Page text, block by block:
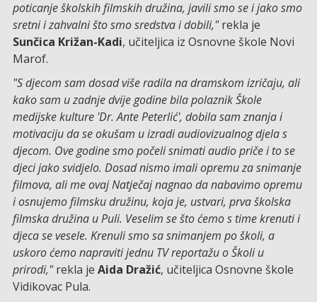
poticanje školskih filmskih družina, javili smo se i jako smo
sretni i zahvalni što smo sredstva i dobili,"rekla je
Sunčica Križan-Kadi, učiteljica iz Osnovne škole Novi
Marof.
"S djecom sam dosad više radila na dramskom izričaju, ali
kako sam u zadnje dvije godine bila polaznik Škole
medijske kulture 'Dr. Ante Peterlić', dobila sam znanja i
motivaciju da se okušam u izradi audiovizualnog djela s
djecom. Ove godine smo počeli snimati audio priče i to se
djeci jako svidjelo. Dosad nismo imali opremu za snimanje
filmova, ali me ovaj Natječaj nagnao da nabavimo opremu
i osnujemo filmsku družinu, koja je, ustvari, prva školska
filmska družina u Puli. Veselim se što ćemo s time krenuti i
djeca se vesele. Krenuli smo sa snimanjem po školi, a
uskoro ćemo napraviti jednu TV reportažu o Školi u
prirodi,"rekla je Aida Dražić, učiteljica Osnovne škole
Vidikovac Pula.